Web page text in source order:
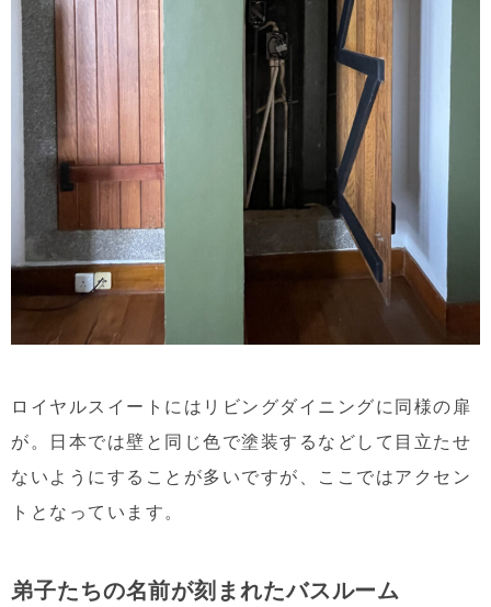
ロイヤルスイートにはリビングダイニングに同様の扉
が。日本では壁と同じ色で塗装するなどして目立たせ
ないようにすることが多いですが、ここではアクセン
トとなっています。
弟子たちの名前が刻まれたバスルーム